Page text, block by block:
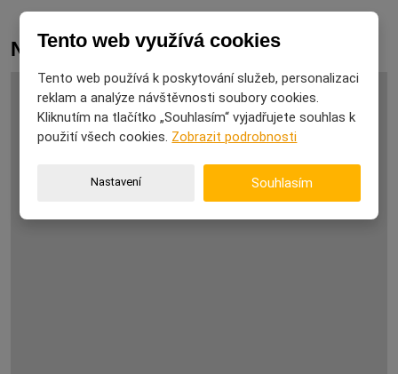
Novinky
Tento web využívá cookies
Tento web používá k poskytování služeb, personalizaci
reklam a analýze návštěvnosti soubory cookies.
Kliknutím na tlačítko „Souhlasím“ vyjadřujete souhlas k
použití všech cookies. Zobrazit podrobnosti
Nastavení Souhlasím